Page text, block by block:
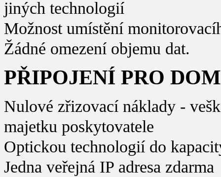
jiných technologií
Možnost umístění
Žádné omezení objemu dat.
PŘIPOJENÍ PRO
Nulové zřizovací náklady -
majetku poskytovatele
Optickou technologií do
Jedna veřejná IP adresa zdarma